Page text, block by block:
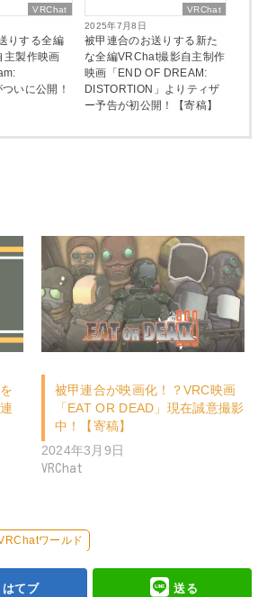
VRChat
りする全編
主製作映画
いに公開！
VRChat
2025年7月8日
被甲連合のお送りする新た
な全編VRChat撮影自主制作
映画「END OF DREAM:
DISTORTION」よりティザ
ー予告が初公開！【寄稿】
被甲連合が映画化！？VRC映画
「EAT OR DEAD」現在誠意撮影
中！【寄稿】
2024年3月9日
VRChat
ワールド
はてブ 送る